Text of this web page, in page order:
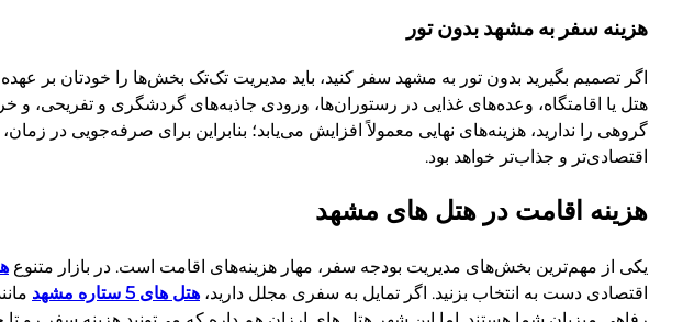
هزینه سفر به مشهد بدون تور
اگر تصمیم بگیرید بدون تور به مشهد سفر کنید، باید مدیریت تک‌تک بخش‌ها را خودتان بر
هتل یا اقامتگاه، وعده‌های غذایی در رستوران‌ها، ورودی جاذبه‌های گردشگری و تفریحی، و
گروهی را ندارید، هزینه‌های نهایی معمولاً افزایش می‌یابد؛ بنابراین برای صرفه‌جویی در
اقتصادی‌تر و جذاب‌تر خواهد بود.
هزینه اقامت در هتل های مشهد
یکی از مهم‌ترین بخش‌های مدیریت بودجه سفر، مهار هزینه‌های اقامت است. در بازار متنوع
اقتصادی دست به انتخاب بزنید. اگر تمایل به سفری مجلل دارید، هتل های 5 ستاره مشهد